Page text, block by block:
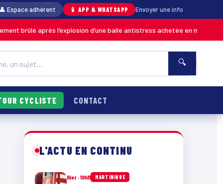
Espace adhérent 📱 APP & WHATSAPP Envoyer une info
l’explosion d’une balle antistress achetée en magasin MARTINIQUE
🔍
CYCLISTE CONTACT
L'ACTU EN CONTINU
Hier · 10h11 MARTINIQUE